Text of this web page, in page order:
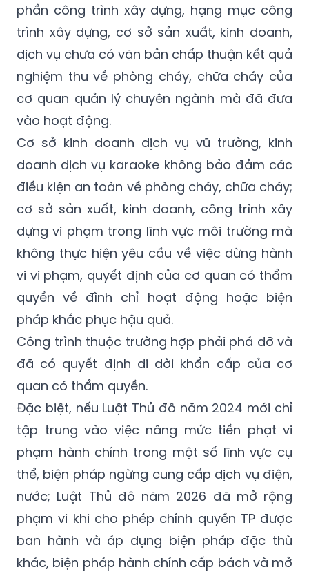
phần công trình xây dựng, hạng mục công
trình xây dựng, cơ sở sản xuất, kinh doanh,
dịch vụ chưa có văn bản chấp thuận kết quả
nghiệm thu về phòng cháy, chữa cháy của
cơ quan quản lý chuyên ngành mà đã đưa
vào hoạt động.
Cơ sở kinh doanh dịch vụ vũ trường, kinh
doanh dịch vụ karaoke không bảo đảm các
điều kiện an toàn về phòng cháy, chữa cháy;
cơ sở sản xuất, kinh doanh, công trình xây
dựng vi phạm trong lĩnh vực môi trường mà
không thực hiện yêu cầu về việc dừng hành
vi vi phạm, quyết định của cơ quan có thẩm
quyền về đình chỉ hoạt động hoặc biện
pháp khắc phục hậu quả.
Công trình thuộc trường hợp phải phá dỡ và
đã có quyết định di dời khẩn cấp của cơ
quan có thẩm quyền.
Đặc biệt, nếu Luật Thủ đô năm 2024 mới chỉ
tập trung vào việc nâng mức tiền phạt vi
phạm hành chính trong một số lĩnh vực cụ
thể, biện pháp ngừng cung cấp dịch vụ điện,
nước; Luật Thủ đô năm 2026 đã mở rộng
phạm vi khi cho phép chính quyền TP được
ban hành và áp dụng biện pháp đặc thù
khác, biện pháp hành chính cấp bách và mở